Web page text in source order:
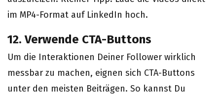
im MP4-Format auf LinkedIn hoch.
12. Verwende CTA-Buttons
Um die Interaktionen Deiner Follower wirklich
messbar zu machen, eignen sich CTA-Buttons
unter den meisten Beiträgen. So kannst Du